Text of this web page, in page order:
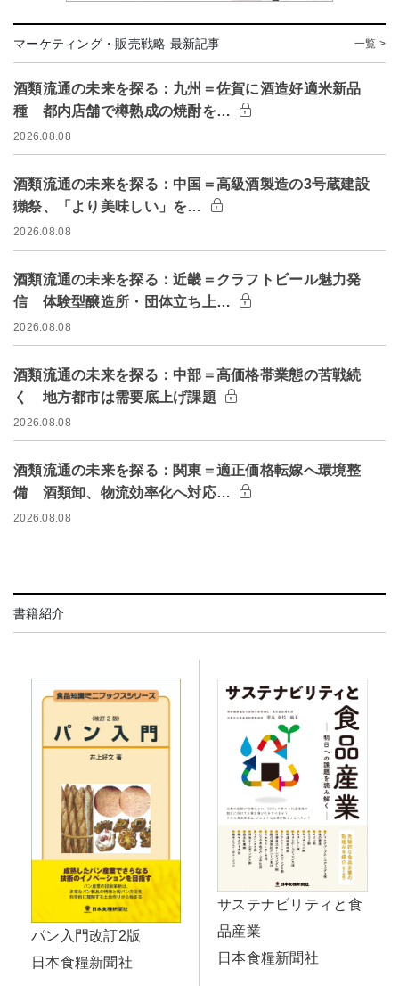
マーケティング・販売戦略 最新記事 一覧 >
酒類流通の未来を探る：九州＝佐賀に酒造好適米新品
種 都内店舗で樽熟成の焼酎を…
2026.08.08
酒類流通の未来を探る：中国＝高級酒製造の3号蔵建設
獺祭、「より美味しい」を…
2026.08.08
酒類流通の未来を探る：近畿＝クラフトビール魅力発
信 体験型醸造所・団体立ち上…
2026.08.08
酒類流通の未来を探る：中部＝高価格帯業態の苦戦続
く 地方都市は需要底上げ課題
2026.08.08
酒類流通の未来を探る：関東＝適正価格転嫁へ環境整
備 酒類卸、物流効率化へ対応…
2026.08.08
書籍紹介
パン入門改訂2版
日本食糧新聞社
サステナビリティと食
品産業
日本食糧新聞社